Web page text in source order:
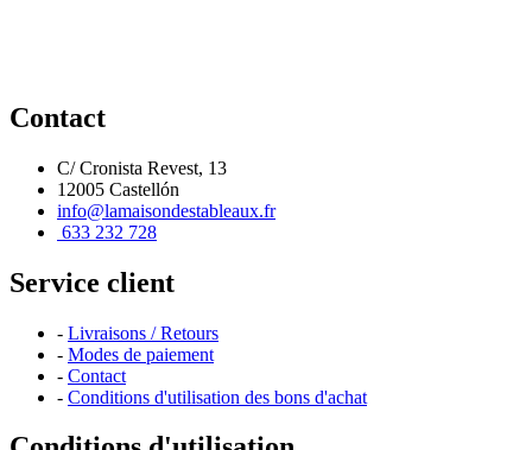
Contact
C/ Cronista Revest, 13
12005 Castellón
info@lamaisondestableaux.fr
633 232 728
Service client
- Livraisons / Retours
- Modes de paiement
- Contact
- Conditions d'utilisation des bons d'achat